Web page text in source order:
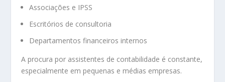
Associações e IPSS
Escritórios de consultoria
Departamentos financeiros internos
A procura por assistentes de contabilidade é constante,
especialmente em pequenas e médias empresas.